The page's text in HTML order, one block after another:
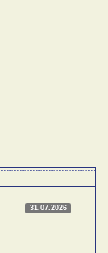
31.07.2026